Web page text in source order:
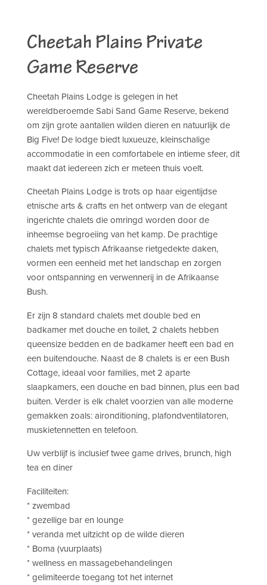
Cheetah Plains Private
Game Reserve
Cheetah Plains Lodge is gelegen in het
wereldberoemde Sabi Sand Game Reserve, bekend
om zijn grote aantallen wilden dieren en natuurlijk de
Big Five! De lodge biedt luxueuze, kleinschalige
accommodatie in een comfortabele en intieme sfeer, dit
maakt dat iedereen zich er meteen thuis voelt.
Cheetah Plains Lodge is trots op haar eigentijdse
etnische arts & crafts en het ontwerp van de elegant
ingerichte chalets die omringd worden door de
inheemse begroeiing van het kamp. De prachtige
chalets met typisch Afrikaanse rietgedekte daken,
vormen een eenheid met het landschap en zorgen
voor ontspanning en verwennerij in de Afrikaanse
Bush.
Er zijn 8 standard chalets met double bed en
badkamer met douche en toilet, 2 chalets hebben
queensize bedden en de badkamer heeft een bad en
een buitendouche. Naast de 8 chalets is er een Bush
Cottage, ideaal voor families, met 2 aparte
slaapkamers, een douche en bad binnen, plus een bad
buiten. ​Verder is elk chalet voorzien van alle moderne
gemakken zoals: aironditioning, plafondventilatoren,
muskietennetten en telefoon.
Uw verblijf is inclusief twee game drives, brunch, high
tea en diner
Faciliteiten:
* zwembad
* gezellige bar en lounge
* veranda met uitzicht op de wilde dieren
* Boma (vuurplaats)
* wellness en massagebehandelingen
* gelimiteerde toegang tot het internet